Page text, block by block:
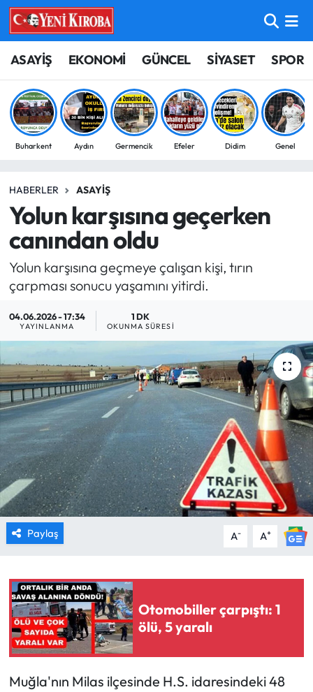
ASAYİŞ EKONOMİ GÜNCEL SİYASET SPOR
Buharkent Aydın Germencik Efeler Didim Genel
HABERLER ASAYIŞ
Yolun karşısına geçerken
canından oldu
Yolun karşısına geçmeye çalışan kişi, tırın
çarpması sonucu yaşamını yitirdi.
04.06.2026 - 17:34
YAYINLANMA
1 DK
OKUNMA SÜRESI
Paylaş A- A+
Otomobiller çarpıştı: 1
ölü, 5 yaralı
Muğla'nın Milas ilçesinde H.S. idaresindeki 48
ASAYİŞ
BİLİM-TEKNOLOJİ
ÇEVRE
EĞİTİM
EKONOMİ
GÜNCEL
MAGAZİN
SAĞLIK
SİYASET
SPOR
TARIM
TURİZM
RESMİ İLANLAR
HABER İLAN
Aydın Nöbetçi Eczaneler
Aydın Hava Durumu
Aydin Namaz Vakitleri
Süper Lig Puan Durumu ve Fikstür
Tüm Manşetler
Son Dakika Haberleri